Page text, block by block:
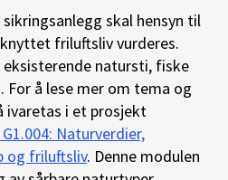
skal hensyn til
friluftsliv vurderes.
natursti, fiske
For å lese mer om tema og
ivaretas i et prosjekt
Naturverdier,
og friluftsliv. Denne modulen